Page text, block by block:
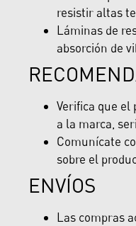
resistir altas
Láminas de
absorción de
Verifica que el
a la marca,
Comunícate
sobre el
ENVÍOS
Las compras